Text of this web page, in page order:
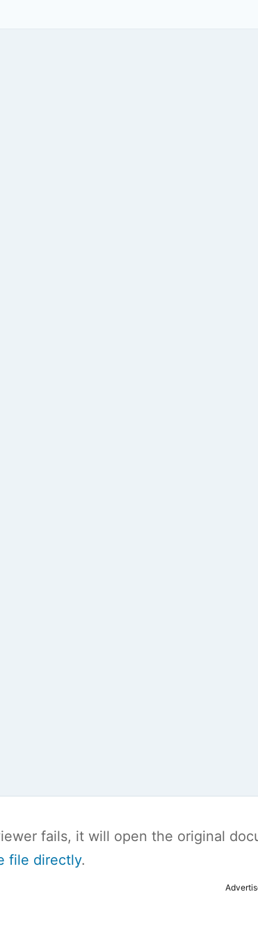
fails, it will open the original
file directly.